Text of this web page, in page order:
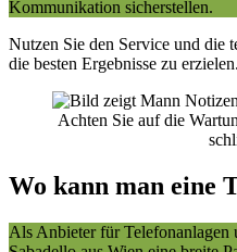
Kommunikation sicherstellen.
Nutzen Sie den Service und die
die besten Ergebnisse zu erzielen.
Achten Sie auf die
Wo kann man eine
Als Anbieter für